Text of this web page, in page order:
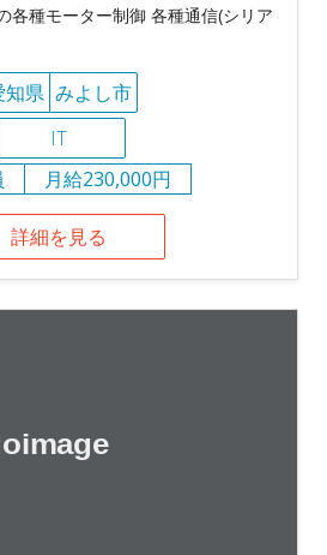
各種モーター制御 各種通信(シリア
知県 みよし市
IT
月給230,000円
詳細を見る